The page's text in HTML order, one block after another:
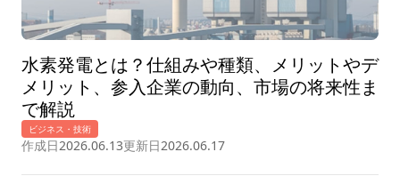
ビジネス・技術
作成日2026.06.13更新日2026.06.17
水素発電とは？仕組みや種類、メリットやデ
メリット、参入企業の動向、市場の将来性ま
で解説